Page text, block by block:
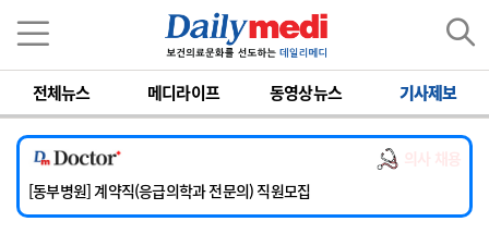
전체뉴스 메디라이프 동영상뉴스 기사제보
[서울아산병원] 2026년 하반기 인턴 모집
[영남대학교의료원] 마취통증의학과 임기제 임상의사 채용
[충남대학교병원] 소아청소년과(소아응급전담) 계약직 의사 공개채용
[동부병원] 계약직(응급의학과 전문의) 직원모집
[이대목동병원] 하반기 전공의(레지던트1년차) 모집